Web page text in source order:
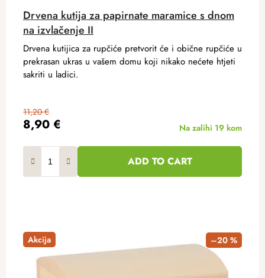
Drvena kutija za papirnate maramice s dnom
na izvlačenje II
8,90 €
11,20 €
Na zalihi 19 kom
ADD TO CART
Drvena kutijica za rupčiće pretvorit će i obične rupčiće u
prekrasan ukras u vašem domu koji nikako nećete htjeti
sakriti u ladici.
Akcija –20 %